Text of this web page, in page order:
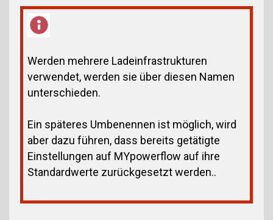
Werden mehrere Ladeinfrastrukturen
verwendet, werden sie über diesen Namen
unterschieden.
Ein späteres Umbenennen ist möglich, wird
aber dazu führen, dass bereits getätigte
Einstellungen auf MYpowerflow auf ihre
Standardwerte zurückgesetzt werden..